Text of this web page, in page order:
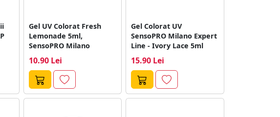
Gel UV Colorat Fresh
Lemonade 5ml,
SensoPRO Milano
10.90 Lei
Gel Colorat UV
SensoPRO Milano Expert
Line - Ivory Lace 5ml
15.90 Lei